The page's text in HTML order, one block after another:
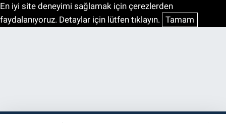
En iyi site deneyimi sağlamak için çerezlerden
faydalanıyoruz. Detaylar için lütfen tıklayın. Tamam